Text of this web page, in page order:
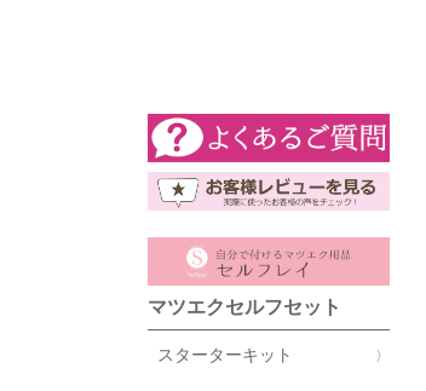
マツエクセルフセット
スターターキット